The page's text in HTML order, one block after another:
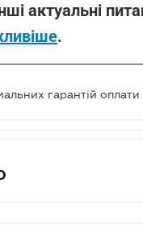
актуальні
.
гарантій оплати